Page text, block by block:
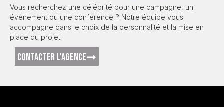
Vous recherchez une célébrité pour une campagne, un
événement ou une conférence ? Notre équipe vous
accompagne dans le choix de la personnalité et la mise en
place du projet.
CONTACTER L'AGENCE